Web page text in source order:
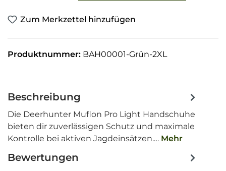
Zum Merkzettel hinzufügen
Produktnummer: BAH00001-Grün-2XL
Beschreibung
Die Deerhunter Muflon Pro Light Handschuhe
bieten dir zuverlässigen Schutz und maximale
Kontrolle bei aktiven Jagdeinsätzen.… Mehr
Bewertungen